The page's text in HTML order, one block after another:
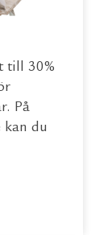
till 30%
På
kan du